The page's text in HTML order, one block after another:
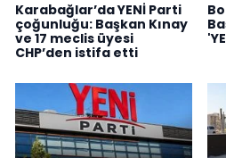
Karabağlar’da YENİ Parti
çoğunluğu: Başkan Kınay
ve 17 meclis üyesi
CHP’den istifa etti